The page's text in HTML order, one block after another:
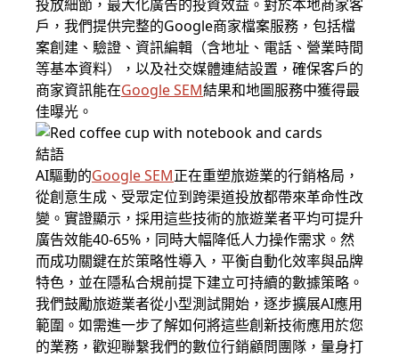
投放細節，最大化廣告的投資效益。對於本地商家客
戶，我們提供完整的Google商家檔案服務，包括檔
案創建、驗證、資訊編輯（含地址、電話、營業時間
等基本資料），以及社交媒體連結設置，確保客戶的
商家資訊能在Google SEM結果和地圖服務中獲得最
佳曝光。
結語
AI驅動的Google SEM正在重塑旅遊業的行銷格局，
從創意生成、受眾定位到跨渠道投放都帶來革命性改
變。實證顯示，採用這些技術的旅遊業者平均可提升
廣告效能40-65%，同時大幅降低人力操作需求。然
而成功關鍵在於策略性導入，平衡自動化效率與品牌
特色，並在隱私合規前提下建立可持續的數據策略。
我們鼓勵旅遊業者從小型測試開始，逐步擴展AI應用
範圍。如需進一步了解如何將這些創新技術應用於您
的業務，歡迎聯繫我們的數位行銷顧問團隊，量身打